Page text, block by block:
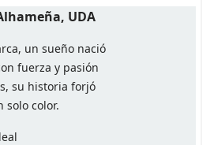
UDA
un sueño nació
fuerza y pasión
su historia forjó
solo color.